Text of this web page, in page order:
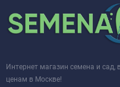
Интернет магазин семена и
ценам в Москве!